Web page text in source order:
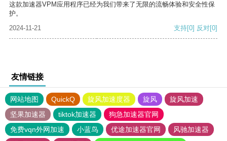
这款加速器VPM应用程序已经为我们带来了无限的流畅体验和安全性保
护。
2024-11-21
支持[0] 反对[0]
友情链接
网站地图 QuickQ 旋风加速度器 旋风
旋风加速
坚果加速器
tiktok加速器
狗急加速器官网
免费vqn外网加速
小蓝鸟 优途加速器官网
风驰加速器